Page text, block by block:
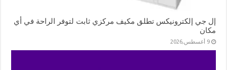
إل جي إلكترونيكس تطلق مكيف مركزي ثابت لتوفر الراحة في أي
مكان
9 أغسطس,2026